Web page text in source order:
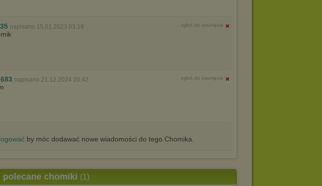
napisano 15.01.2023 03:19 zgłoś do usunięcia
napisano 21.12.2024 20:42 zgłoś do usunięcia
by móc dodawać nowe wiadomości do tego Chomika.
polecane chomiki (1)